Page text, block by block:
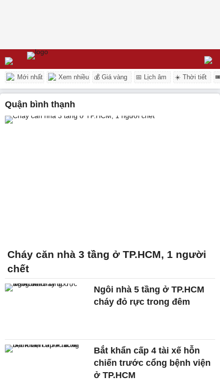
Mới nhất Xem nhiều 💰 Giá vàng 📅 Lịch âm ☀️ Thời tiết
quận bình thạnh
Cháy căn nhà 3 tầng ở TP.HCM, 1 người
chết
Ngôi nhà 5 tầng ở TP.HCM
cháy đỏ rực trong đêm
Bắt khẩn cấp 4 tài xế hỗn
chiến trước cổng bệnh viện
ở TP.HCM